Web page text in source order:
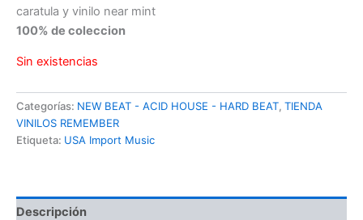
precio
original
era:
18,90 €.
precio
14,90 €.
caratula y vinilo near mint
100% de coleccion
Sin existencias
Categorías: NEW BEAT - ACID HOUSE - HARD BEAT, TIENDA
VINILOS REMEMBER
Etiqueta: USA Import Music
Descripción